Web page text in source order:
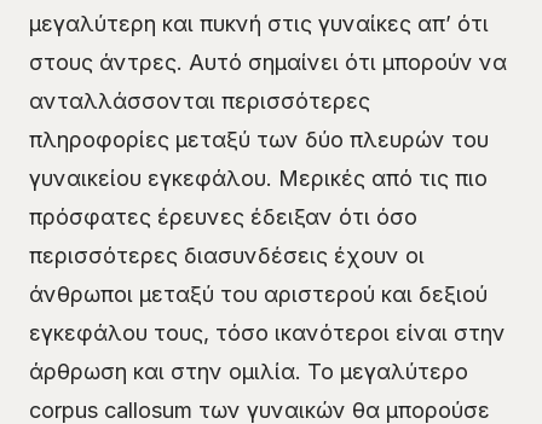
μεγαλύτερη και πυκνή στις γυναίκες απ’ ότι
στους άντρες. Αυτό σημαίνει ότι μπορούν να
ανταλλάσσονται περισσότερες
πληροφορίες μεταξύ των δύο πλευρών του
γυναικείου εγκεφάλου. Μερικές από τις πιο
πρόσφατες έρευνες έδειξαν ότι όσο
περισσότερες διασυνδέσεις έχουν οι
άνθρωποι μεταξύ του αριστερού και δεξιού
εγκεφάλου τους, τόσο ικανότεροι είναι στην
άρθρωση και στην ομιλία. Το μεγαλύτερο
corpus callosum των γυναικών θα μπορούσε